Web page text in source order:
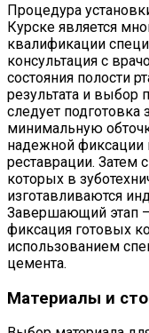
Процедура
Курске является
квалификации
консультация с
состояния полости
результата и выбор
следует
минимальную
надежной фиксации
реставрации. Затем
которых в
изготавливаются
Завершающий этап
фиксация готовых
использованием
цемента.
Материалы и